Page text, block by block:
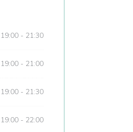
19:00 - 21:30
19:00 - 21:00
19:00 - 21:30
19:00 - 22:00